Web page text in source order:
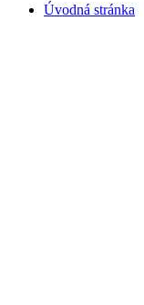
Úvodná stránka